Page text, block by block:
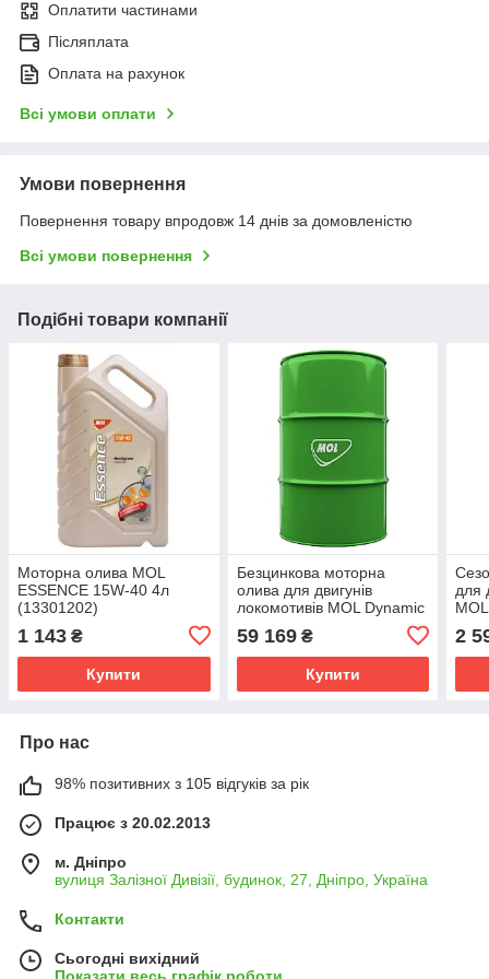
Оплатити частинами
Післяплата
Оплата на рахунок
Всі умови оплати
Умови повернення
Повернення товару впродовж 14 днів за домовленістю
Всі умови повернення
Подібні товари компанії
Моторна олива MOL
ESSENCE 15W-40 4л
(13301202)
1 143 ₴
Купити
Безцинкова моторна
олива для двигунів
локомотивів MOL Dynamic
Lokomotiv 4 SAE 40 200 л
(13302884)
59 169₴
Купити
для
2
Про нас
98% позитивних з 105 відгуків за рік
Працює з 20.02.2013
м. Дніпро
вулиця Залізної Дивізії, будинок, 27, Дніпро, Україна
Контакти
Сьогодні вихідний